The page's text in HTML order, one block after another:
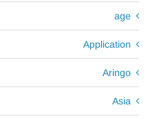
age
Application
Aringo
Asia